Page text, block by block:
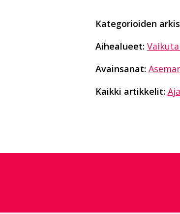
Kategorioiden
Aihealueet:
Avainsanat:
Kaikki artikkelit: